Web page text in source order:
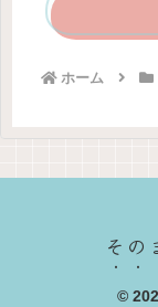
ホーム
そ
©